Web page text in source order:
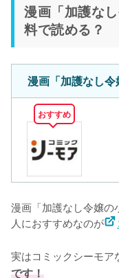
漫画「加護な
料で読める？
漫画「加護なし
おすすめ
漫画「加護なし令嬢の
人におすすめなのが
実はコミックシーモア
です！